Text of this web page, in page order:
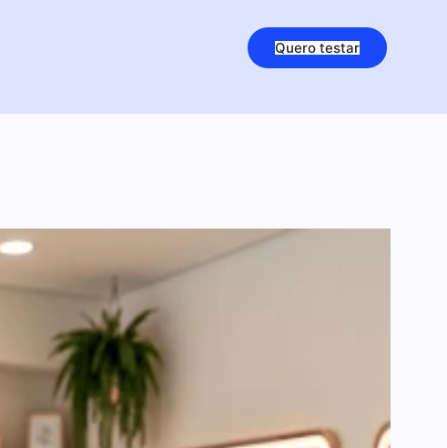
Quero testar